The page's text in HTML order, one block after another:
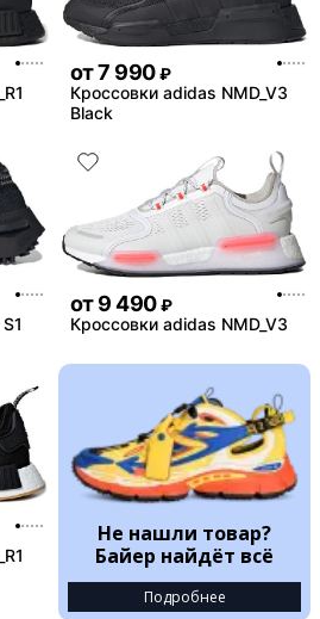
от7 990 ₽
Кроссовки adidas NMD_V3
Black
от9 490 ₽
Кроссовки adidas NMD_V3
Не нашли товар?
Байер найдёт всё
Подробнее